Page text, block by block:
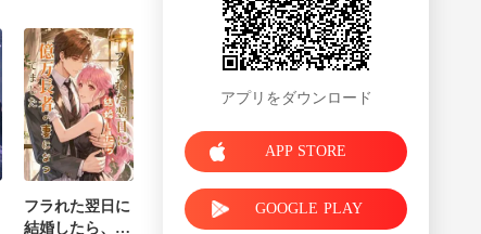
フラれた翌日に
結婚したら、億
アプリをダウンロード
APP STORE
GOOGLE PLAY